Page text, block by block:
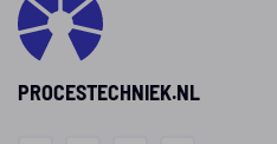
het proces binnen de
afgesproken eisen blijft
verlopen.
PROCESTECHNIEK.NL